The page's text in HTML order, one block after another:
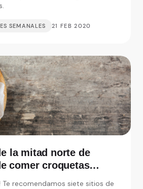
SEMANALES 21 FEB 2020
la mitad norte de
comer croquetas
Te recomendamos siete sitios de